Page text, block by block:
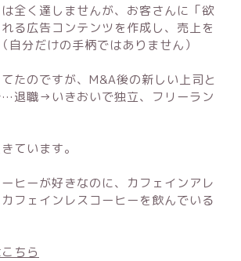
全く達しませんが、お客さんに「欲
る広告コンテンツを作成し、売上を
自分だけの手柄ではありません）
たのですが、M&A後の新しい上司と
退職→いきおいで独立、フリーラン
ています。
ヒーが好きなのに、カフェインアレ
フェインレスコーヒーを飲んでいる
ちら